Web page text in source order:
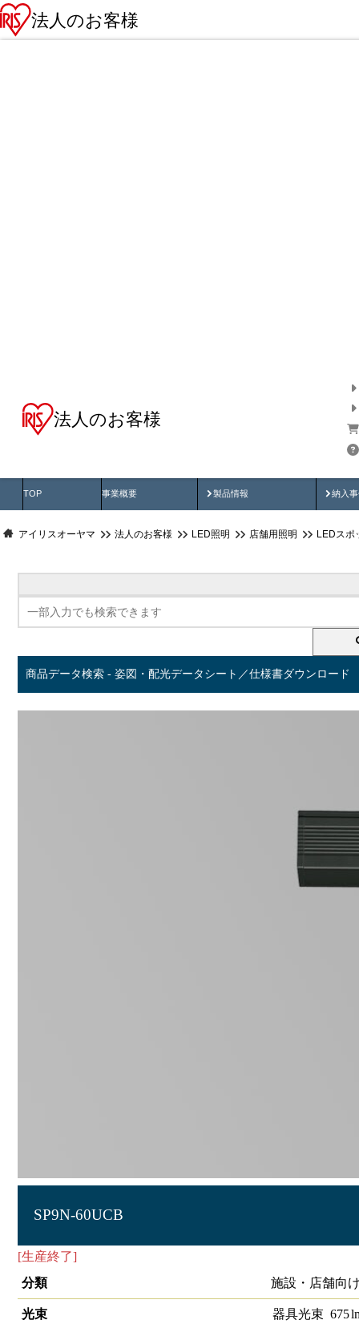
法人のお客様
法人のお客様
TOP 事業概要 製品情報
製品動画 納入
納
アイリスオーヤマ 法人のお客様 LED照明 店舗用照明 LEDスポ
商品データ検索 - 姿図・配光データシート／仕様書ダウンロード
SP9N-60UCB
[生産終了]
分類
施設・店舗向
光束 器具光束 675